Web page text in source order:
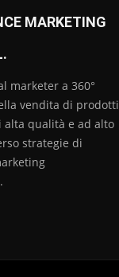
MARKETING
marketer a 360°
vendita di prodotti
alta qualità e ad alto
strategie di